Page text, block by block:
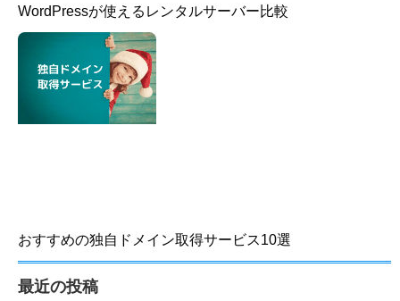
WordPressが使えるレンタルサーバー比較
おすすめの独自ドメイン取得サービス10選
最近の投稿